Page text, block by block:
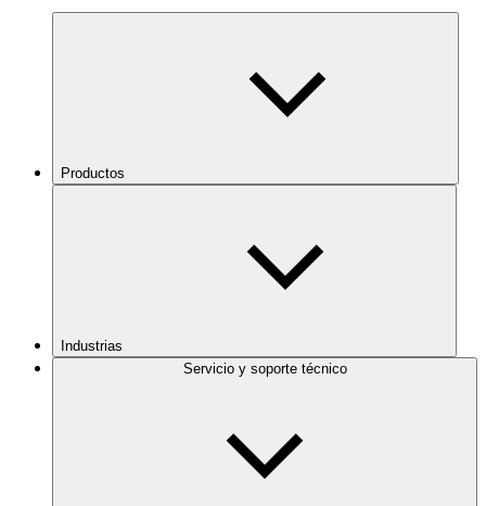
Productos
Industrias
Servicio y soporte técnico